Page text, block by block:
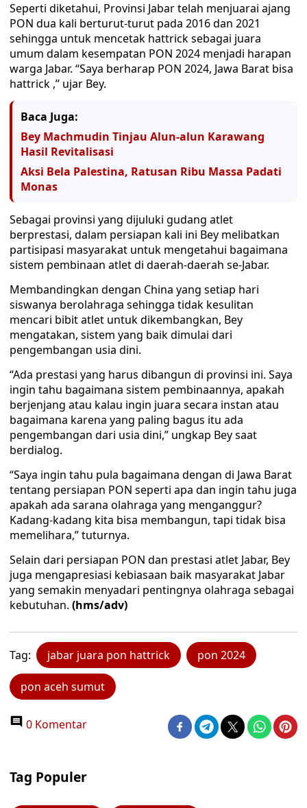
Seperti diketahui, Provinsi Jabar telah menjuarai ajang
PON dua kali berturut-turut pada 2016 dan 2021
sehingga untuk mencetak hattrick sebagai juara
umum dalam kesempatan PON 2024 menjadi harapan
warga Jabar. “Saya berharap PON 2024, Jawa Barat bisa
hattrick ,” ujar Bey.
Baca Juga:
Bey Machmudin Tinjau Alun-alun Karawang
Hasil Revitalisasi
Aksi Bela Palestina, Ratusan Ribu Massa Padati
Monas
Sebagai provinsi yang dijuluki gudang atlet
berprestasi, dalam persiapan kali ini Bey melibatkan
partisipasi masyarakat untuk mengetahui bagaimana
sistem pembinaan atlet di daerah-daerah se-Jabar.
Membandingkan dengan China yang setiap hari
siswanya berolahraga sehingga tidak kesulitan
mencari bibit atlet untuk dikembangkan, Bey
mengatakan, sistem yang baik dimulai dari
pengembangan usia dini.
“Ada prestasi yang harus dibangun di provinsi ini. Saya
ingin tahu bagaimana sistem pembinaannya, apakah
berjenjang atau kalau ingin juara secara instan atau
bagaimana karena yang paling bagus itu ada
pengembangan dari usia dini,” ungkap Bey saat
berdialog.
“Saya ingin tahu pula bagaimana dengan di Jawa Barat
tentang persiapan PON seperti apa dan ingin tahu juga
apakah ada sarana olahraga yang menganggur?
Kadang-kadang kita bisa membangun, tapi tidak bisa
memelihara,” tuturnya.
Selain dari persiapan PON dan prestasi atlet Jabar, Bey
juga mengapresiasi kebiasaan baik masyarakat Jabar
yang semakin menyadari pentingnya olahraga sebagai
kebutuhan. (hms/adv)
Tag: jabar juara pon hattrick pon 2024
pon aceh sumut
0 Komentar
Tag Populer